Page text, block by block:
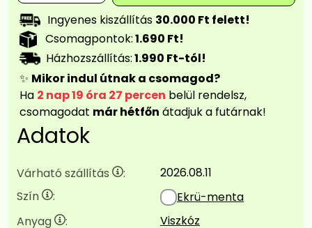
Ingyenes kiszállítás 30.000 Ft felett!
Csomagpontok:1.690 Ft!
Házhozszállítás:1.990 Ft-tól!
✨ Mikor indul útnak a csomagod?
Ha 2 nap 19 óra 27 percen belül rendelsz,
csomagodat már hétfőn átadjuk a futárnak!
Adatok
Várható szállítás :
2026.08.11
Szín
:
Ekrü-menta
Anyag
: Viszkóz